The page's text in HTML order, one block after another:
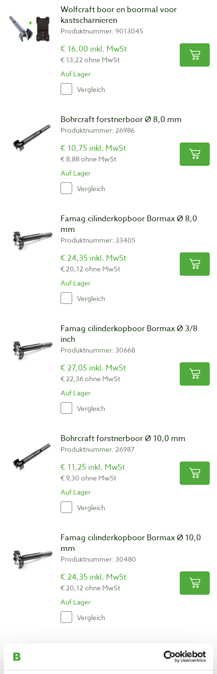
Wolfcraft boor en boormal voor
kastscharnieren
Produktnummer: 9013045
€ 16,00 inkl. MwSt
€ 13,22 ohne MwSt
Auf Lager
Vergleich
Bohrcraft forstnerboor Ø 8,0 mm
Produktnummer: 26986
€ 10,75 inkl. MwSt
€ 8,88 ohne MwSt
Auf Lager
Vergleich
Famag cilinderkopboor Bormax Ø 8,0
mm
Produktnummer: 33405
€ 24,35 inkl. MwSt
€ 20,12 ohne MwSt
Auf Lager
Vergleich
Famag cilinderkopboor Bormax Ø 3/8
inch
Produktnummer: 30668
€ 27,05 inkl. MwSt
€ 22,36 ohne MwSt
Auf Lager
Vergleich
Bohrcraft forstnerboor Ø 10,0 mm
Produktnummer: 26987
€ 11,25 inkl. MwSt
€ 9,30 ohne MwSt
Auf Lager
Vergleich
Famag cilinderkopboor Bormax Ø 10,0
mm
Produktnummer: 30480
€ 24,35 inkl. MwSt
€ 20,12 ohne MwSt
Auf Lager
Vergleich
Zobo cilinderkopboor chroomstaal Ø
Produktnummer: 30001